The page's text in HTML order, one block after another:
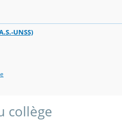
UNSS)
collège